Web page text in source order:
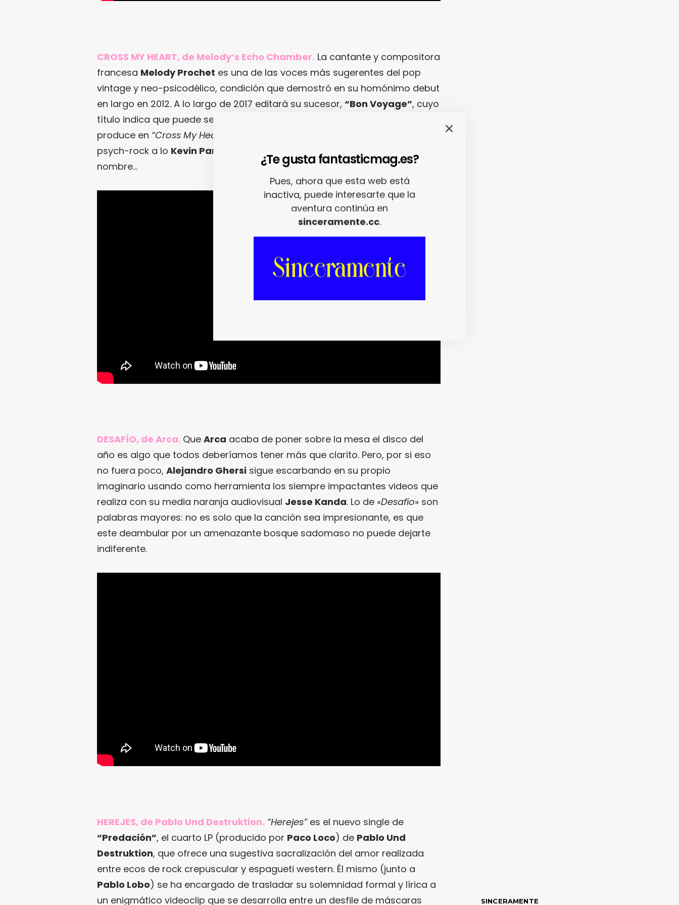
CROSS MY HEART, de Melody’s Echo Chamber. La cantante y compositora
francesa Melody Prochet es una de las voces más sugerentes del pop
vintage y neo-psicodélico, condición que demostró en su homónimo debut
en largo en 2012. A lo largo de 2017 editará su sucesor, “Bon Voyage”, cuyo
título indica que puede ser un viaje sonoro tan disfrutable como el que se
produce en “Cross My Heart”
psych-rock a lo Kevin Parker
. Sí, inevitablemente tenía que salir su
nombre…
DESAFÍO, de Arca. Que Arca acaba de poner sobre la mesa el disco del
año es algo que todos deberíamos tener más que clarito. Pero, por si eso
no fuera poco, Alejandro Ghersi sigue escarbando en su propio
imaginario usando como herramienta los siempre impactantes videos que
realiza con su media naranja audiovisual Jesse Kanda. Lo de «Desafío» son
palabras mayores: no es solo que la canción sea impresionante, es que
este deambular por un amenazante bosque sadomaso no puede dejarte
indiferente.
HEREJES, de Pablo Und Destruktion. “Herejes”es el nuevo single de
“Predación”, el cuarto LP (producido por Paco Loco) de Pablo Und
Destruktion, que ofrece una sugestiva sacralización del amor realizada
entre ecos de rock crepuscular y espagueti western. Él mismo (junto a
Pablo Lobo) se ha encargado de trasladar su solemnidad formal y lírica a
un enigmático videoclip que se desarrolla entre un desfile de máscaras
SINCERAMENTE
¿Te gusta fantasticmag.es?
Pues, ahora que esta web está
inactiva, puede interesarte que la
aventura continúa en
sinceramente.cc.